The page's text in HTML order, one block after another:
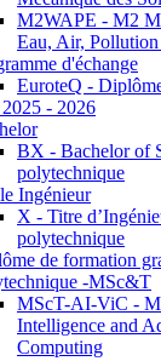
M2WAPE - M2
Eau, Air, Pollution
d'échange
EuroteQ -
- 2026
BX - Bachelor of
polytechnique
Ingénieur
X - Titre
polytechnique
de formation
-MSc&T
MScT-AI-ViC -
Intelligence and
Computing